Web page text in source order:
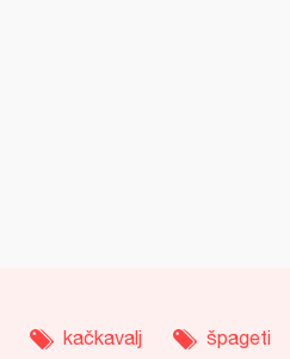
kačkavalj špageti